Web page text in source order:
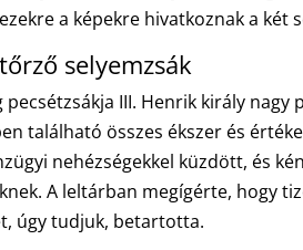
a képekre hivatkoznak a két
selyemzsák
pecsétzsákja III. Henrik király
található összes ékszer és
nehézségekkel küzdött, és
A leltárban megígérte, hogy
úgy tudjuk, betartotta.